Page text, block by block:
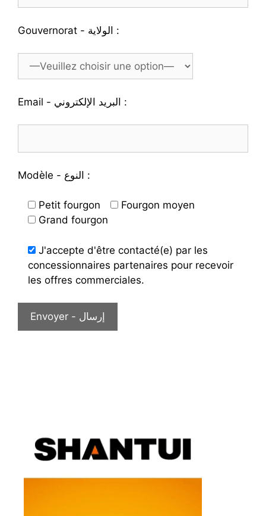
Gouvernorat - الولاية :
Email - البريد الإلكتروني :
Modèle - النوع :
Petit fourgon
Fourgon moyen
Grand fourgon
J'accepte d'être contacté(e) par les
concessionnaires partenaires pour recevoir
les offres commerciales.